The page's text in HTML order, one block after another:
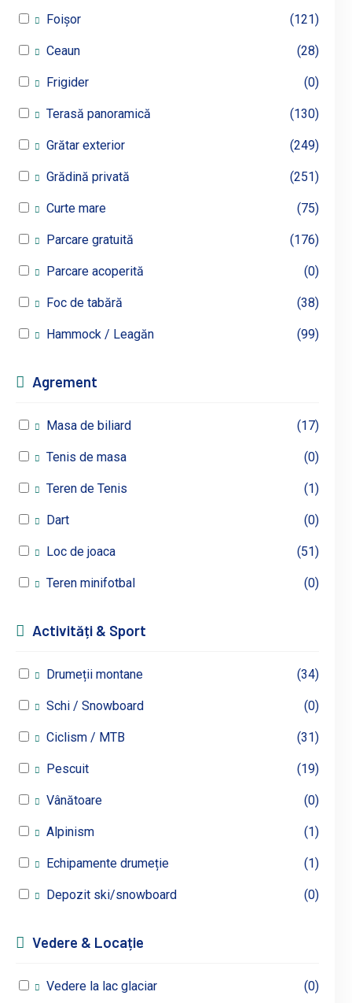
Foișor (121)
Ceaun (28)
Frigider (0)
Terasă panoramică (130)
Grătar exterior (249)
Grădină privată (251)
Curte mare (75)
Parcare gratuită (176)
Parcare acoperită (0)
Foc de tabără (38)
Hammock / Leagăn (99)
Agrement
Masa de biliard (17)
Tenis de masa (0)
Teren de Tenis (1)
Dart (0)
Loc de joaca (51)
Teren minifotbal (0)
Activități & Sport
Drumeții montane (34)
Schi / Snowboard (0)
Ciclism / MTB (31)
Pescuit (19)
Vânătoare (0)
Alpinism (1)
Echipamente drumeție (1)
Depozit ski/snowboard (0)
Vedere & Locație
Vedere la lac glaciar (0)